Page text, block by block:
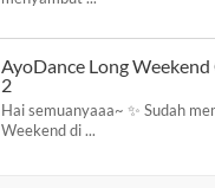
AyoDance Long
2
Hai semuanyaaa~ ✨ Sudah
Weekend di ...